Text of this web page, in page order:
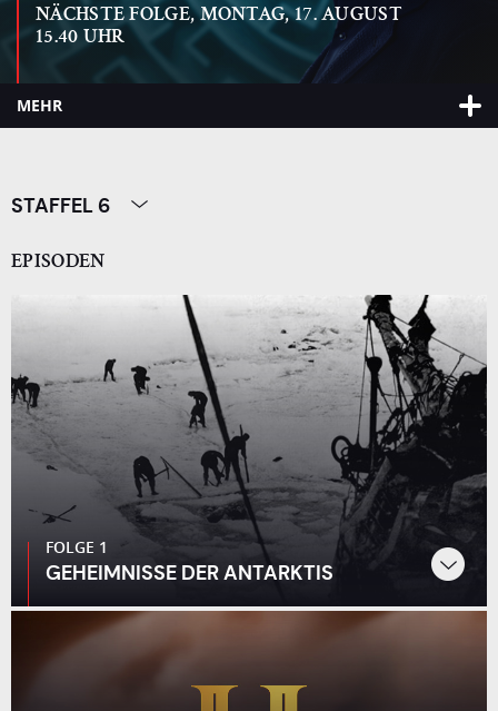
NÄCHSTE FOLGE, MONTAG, 17. AUGUST
15.40 UHR
MEHR
STAFFEL 6
EPISODEN
FOLGE 1
GEHEIMNISSE DER ANTARKTIS